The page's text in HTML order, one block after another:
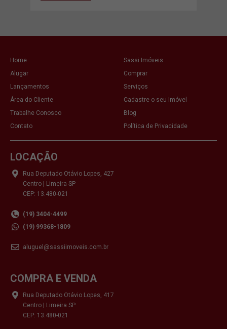
Home
Sassi Imóveis
Alugar
Comprar
Lançamentos
Serviços
Área do Cliente
Cadastre o seu Imóvel
Trabalhe Conosco
Blog
Contato
Política de Privacidade
LOCAÇÃO
Rua Deputado Otávio Lopes, 427
Centro | Limeira SP
CEP: 13.480-021
(19) 3404-4499
(19) 99368-1809
aluguel@sassiimoveis.com.br
COMPRA E VENDA
Rua Deputado Otávio Lopes, 417
Centro | Limeira SP
CEP: 13.480-021